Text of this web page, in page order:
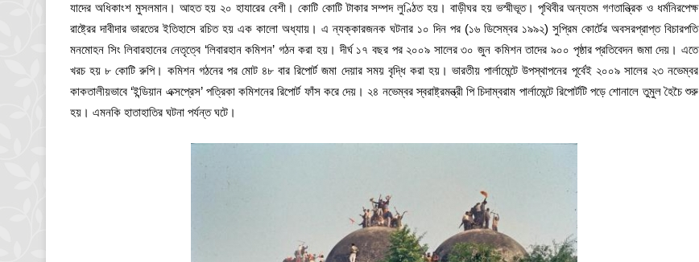
যাদের অধিকাংশ মুসলমান। আহত হয় ২০ হাযারের বেশী। কোটি কোটি টাকার সম্পদ লুণ্ঠিত হয়। বাড়ীঘর হয় ভস্মীভূত। পৃথিবীর অন্যতম গণতান্ত্রিক ও ধর্মনিরপেক্ষ
রাষ্ট্রের দাবীদার ভারতের ইতিহাসে রচিত হয় এক কালো অধ্যায়। এ ন্যক্কারজনক ঘটনার ১০ দিন পর (১৬ ডিসেম্বর ১৯৯২) সুপ্রিম কোর্টের অবসরপ্রাপ্ত বিচারপতি
মনমোহন সিং লিবারহানের নেতৃত্বে ‘লিবারহান কমিশন’ গঠন করা হয়। দীর্ঘ ১৭ বছর পর ২০০৯ সালের ৩০ জুন কমিশন তাদের ৯০০ পৃষ্ঠার প্রতিবেদন জমা দেয়। এতে
খরচ হয় ৮ কোটি রুপি। কমিশন গঠনের পর মোট ৪৮ বার রিপোর্ট জমা দেয়ার সময় বৃদ্ধি করা হয়। ভারতীয় পার্লামেন্টে উপস্থাপনের পূর্বেই ২০০৯ সালের ২৩ নভেম্বর
কাকতালীয়ভাবে ‘ইন্ডিয়ান এক্সপ্রেস’ পত্রিকা কমিশনের রিপোর্ট ফাঁস করে দেয়। ২৪ নভেম্বর স্বরাষ্ট্রমন্ত্রী পি চিদাম্বরাম পার্লামেন্টে রিপোর্টটি পড়ে শোনালে তুমুল হৈচৈ শুরু
হয়। এমনকি হাতাহাতির ঘটনা পর্যন্ত ঘটে।